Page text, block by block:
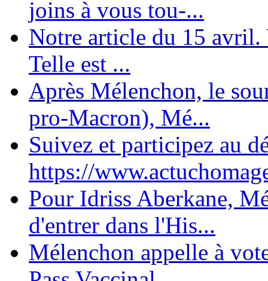
joins à vous tou-...
Notre article du 15 avril.
Telle est ...
Après Mélenchon, le
pro-Macron), Mé...
Suivez et participez au
https://
Pour Idriss Aberkane,
d'entrer dans l'His...
Mélenchon appelle à